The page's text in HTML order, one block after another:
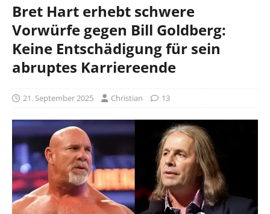
Bret Hart erhebt schwere
Vorwürfe gegen Bill Goldberg:
Keine Entschädigung für sein
abruptes Karriereende
21. September 2025 Christian 13